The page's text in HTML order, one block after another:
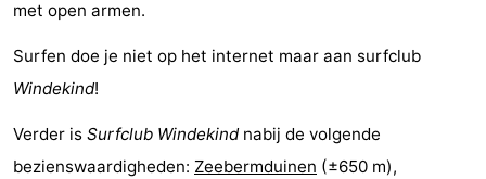
Wandelen
-
Paardrijden
-
Surfen
Eten
met open armen.
Surfen doe je niet op het internet maar aan surfclub
Windekind!
Verder is Surfclub Windekindnabij de volgende
bezienswaardigheden: Zeebermduinen (±650 m),